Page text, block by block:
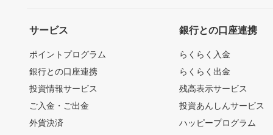
サービス
ポイントプログラム
銀行との口座連携
投資情報サービス
ご入金・ご出金
外貨決済
銀行との口座連携
らくらく入金
らくらく出金
残高表示サービス
投資あんしんサービス
ハッピープログラム